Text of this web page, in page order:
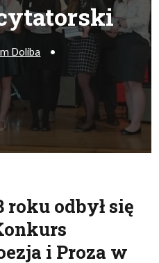
Doliba •
na FB
roku odbył się
i Proza w